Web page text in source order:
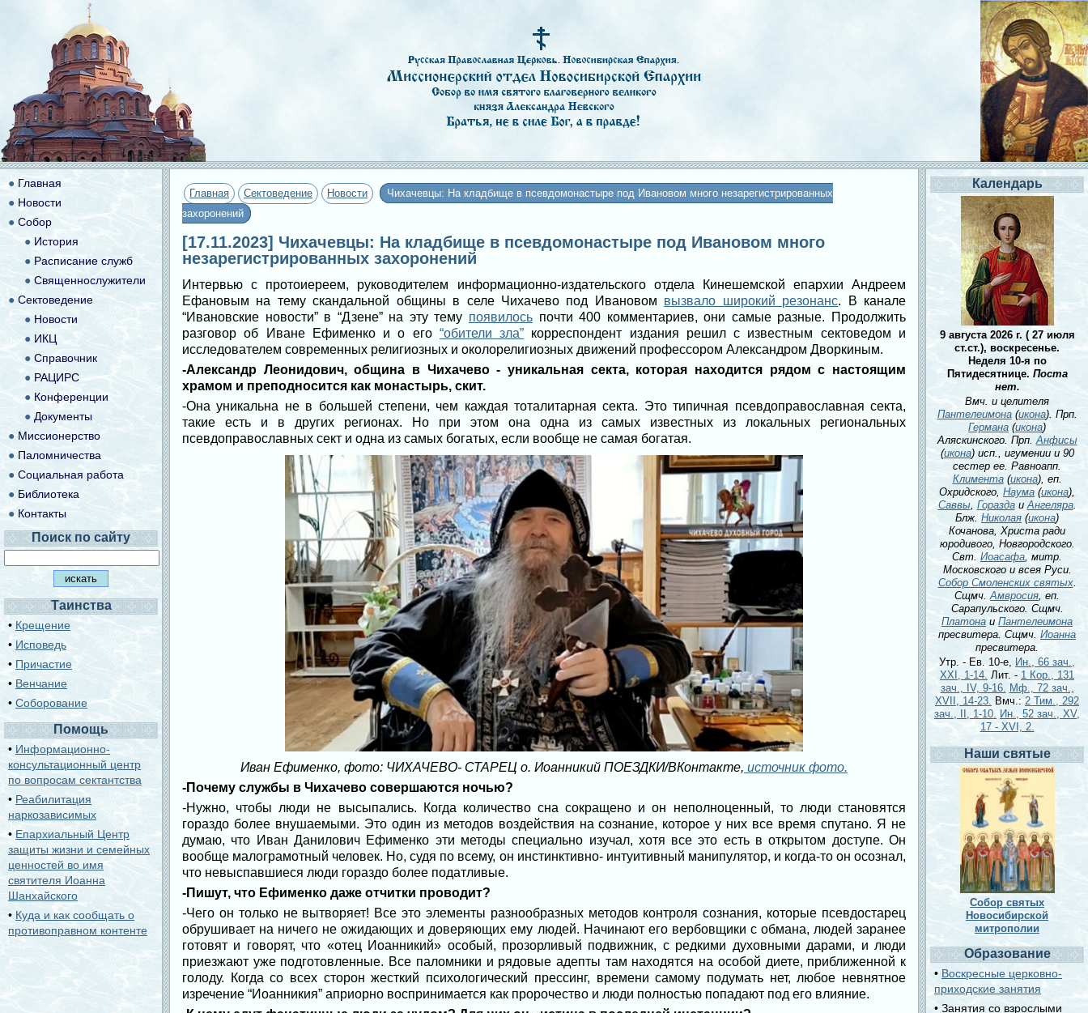
Главная Сектоведение Новости
Чихачевцы: На кладбище в псевдомонастыре под Ивановом много незарегистрированных
захоронений
[17.11.2023] Чихачевцы: На кладбище в псевдомонастыре под Ивановом много
незарегистрированных захоронений
Интервью с протоиереем, руководителем информационно-издательского отдела Кинешемской епархии Андреем
Ефановым на тему скандальной общины в селе Чихачево под Ивановом вызвало широкий резонанс. В канале
“Ивановские новости” в “Дзене” на эту тему появилось почти 400 комментариев, они самые разные. Продолжить
разговор об Иване Ефименко и о его “обители зла” корреспондент издания решил с известным сектоведом и
исследователем современных религиозных и околорелигиозных движений профессором Александром Дворкиным.
-Александр Леонидович, община в Чихачево - уникальная секта, которая находится рядом с настоящим
храмом и преподносится как монастырь, скит.
-Она уникальна не в большей степени, чем каждая тоталитарная секта. Это типичная псевдоправославная секта,
такие есть и в других регионах. Но при этом она одна из самых известных из локальных региональных
псевдоправославных сект и одна из самых богатых, если вообще не самая богатая.
Иван Ефименко, фото: ЧИХАЧЕВО- СТАРЕЦ о. Иоанникий ПОЕЗДКИ/ВКонтакте, источник фото.
-Почему службы в Чихачево совершаются ночью?
-Нужно, чтобы люди не высыпались. Когда количество сна сокращено и он неполноценный, то люди становятся
гораздо более внушаемыми. Это один из методов воздействия на сознание, которое у них все время спутано. Я не
думаю, что Иван Данилович Ефименко эти методы специально изучал, хотя все это есть в открытом доступе. Он
вообще малограмотный человек. Но, судя по всему, он инстинктивно- интуитивный манипулятор, и когда-то он осознал,
что невыспавшиеся люди гораздо более податливые.
-Пишут, что Ефименко даже отчитки проводит?
-Чего он только не вытворяет! Все это элементы разнообразных методов контроля сознания, которые псевдостарец
обрушивает на ничего не ожидающих и доверяющих ему людей. Начинают его вербовщики с обмана, людей заранее
готовят и говорят, что «отец Иоанникий» особый, прозорливый подвижник, с редкими духовными дарами, и люди
приезжают уже подготовленные. Все паломники и рядовые адепты там находятся на особой диете, приближенной к
голоду. Когда со всех сторон жесткий психологический прессинг, времени самому подумать нет, любое невнятное
изречение “Иоанникия” априорно воспринимается как пророчество и люди полностью попадают под его влияние.
● Главная
● Новости
● Собор
● История
● Расписание служб
● Священнослужители
● Сектоведение
● Новости
●ИКЦ
● Справочник
● РАЦИРС
● Конференции
● Документы
●Миссионерство
● Паломничества
●Социальная работа
● Библиотека
● Контакты
Поиск по сайту
Таинства
• Крещение
• Исповедь
• Причастие
• Венчание
• Соборование
Помощь
• Информационно-
консультационный центр
по вопросам сектантства
•Реабилитация
наркозависимых
•Епархиальный Центр
защиты жизни и семейных
ценностей во имя
святителя Иоанна
Шанхайского
• Куда и как сообщать о
противоправном контенте
Календарь
9 августа 2026 г. ( 27 июля
ст.ст.), воскресенье.
Неделя 10-я по
Пятидесятнице. Поста
нет.
Вмч. и целителя
Пантелеимона(икона). Прп.
Германа (икона)
Аляскинского. Прп.Анфисы
(икона) исп., игумении и 90
сестер ее. Равноапп.
Климента(икона), еп.
Охридского, Наума(икона),
Саввы, ГораздаиАнгеляра.
Блж. Николая (икона)
Кочанова, Христа ради
юродивого, Новгородского.
Свт. Иоасафа, митр.
Московского и всея Руси.
Собор Смоленских святых.
Сщмч.Амвросия, еп.
Сарапульского. Сщмч.
Платона иПантелеимона
пресвитера. Сщмч. Иоанна
пресвитера.
Утр. - Ев. 10-е, Ин., 66 зач.,
XXI, 1-14. Лит. - 1 Кор., 131
зач., IV, 9-16. Мф., 72 зач.,
XVII, 14-23. Вмч.:2 Тим., 292
зач., II, 1-10. Ин., 52 зач., XV,
17 - XVI, 2.
Наши святые
Собор святых
Новосибирской
митрополии
Образование
• Воскресные церковно-
приходские занятия
• Занятия со взрослыми